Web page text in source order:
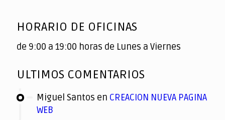
HORARIO DE OFICINAS
de 9:00 a 19:00 horas de Lunes a Viernes
ULTIMOS COMENTARIOS
Miguel Santos en CREACION NUEVA PAGINA
WEB